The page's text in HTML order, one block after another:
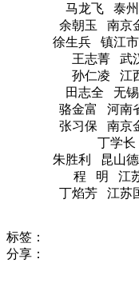
马龙飞 泰州
余朝玉 南京
徐生兵 镇江市
王志菁 武
孙仁凌 江
田志全 无
骆金富 河南
张习保 南京
丁学
朱胜利 昆山德
程 明 江苏
丁焰芳 江苏
标签：
分享：